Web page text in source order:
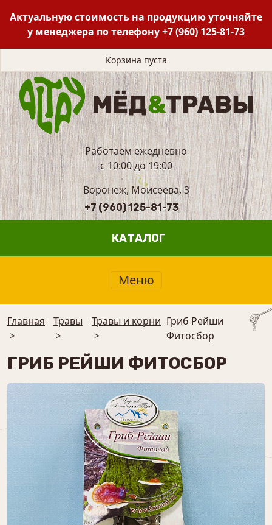
Актуальную стоимость на продукцию уточняйте
у менеджера по телефону+7 (960) 125-81-73
Корзина пуста
Работаем ежедневно
с 10:00 до 19:00
Воронеж, Моисеева, 3
+7 (960) 125-81-73
КАТАЛОГ
Меню
Главная
>
Травы
>
Травы и корни
>
Гриб Рейши
Фитосбор
ГРИБ РЕЙШИ ФИТОСБОР